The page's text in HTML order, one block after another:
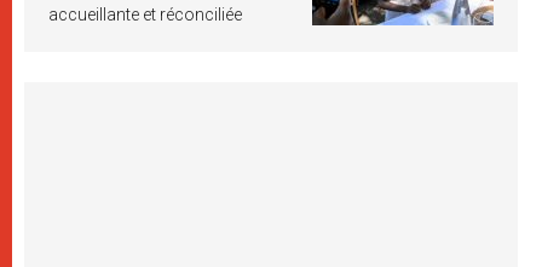
accueillante et réconciliée